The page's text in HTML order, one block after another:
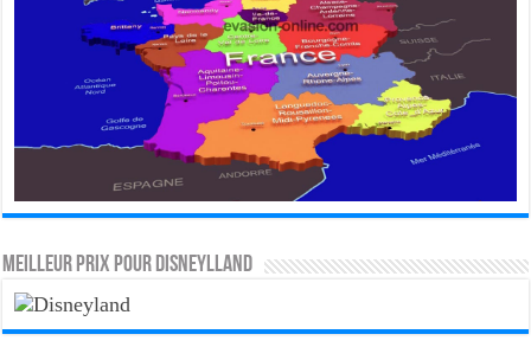
MEILLEUR PRIX POUR DISNEYLLAND